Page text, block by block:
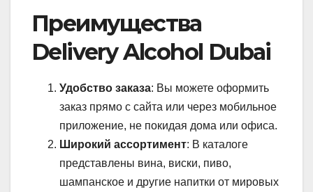
Преимущества
Delivery Alcohol Dubai
Удобство заказа: Вы можете оформить
заказ прямо с сайта или через мобильное
приложение, не покидая дома или офиса.
Широкий ассортимент: В каталоге
представлены вина, виски, пиво,
шампанское и другие напитки от мировых